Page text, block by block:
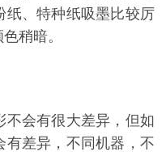
纸、特种纸吸墨比较厉
稍暗。
不会有很大差异，但如
有差异，不同机器，不